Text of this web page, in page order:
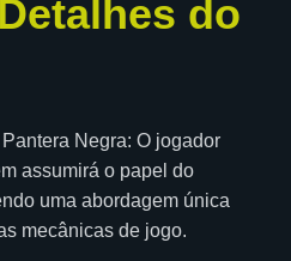
do
Negra: O jogador
assumirá o papel do
uma abordagem única
mecânicas de jogo.